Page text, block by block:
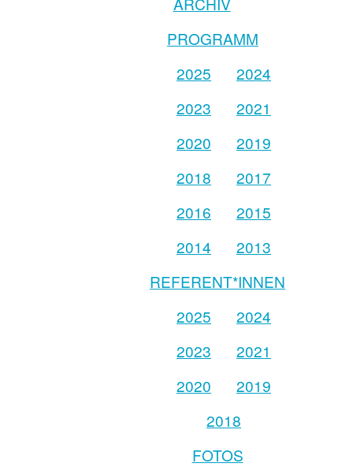
PROGRAMM
2025
2024
2023
2021
2020
2019
2018
2017
2016
2015
2014
2013
REFERENT*INNEN
2025
2024
2023
2021
2020
2019
2018
FOTOS